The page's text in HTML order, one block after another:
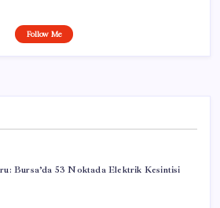
Follow Me
Bursa’da 53 Noktada Elektrik Kesintisi